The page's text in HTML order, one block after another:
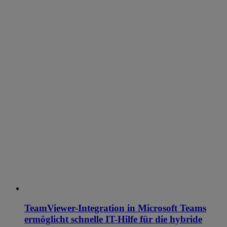
TeamViewer-Integration in Microsoft Teams
ermöglicht schnelle IT-Hilfe für die hybride